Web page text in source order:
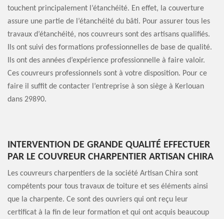
touchent principalement l’étanchéité. En effet, la couverture
assure une partie de l’étanchéité du bâti. Pour assurer tous les
travaux d’étanchéité, nos couvreurs sont des artisans qualifiés.
Ils ont suivi des formations professionnelles de base de qualité.
Ils ont des années d’expérience professionnelle à faire valoir.
Ces couvreurs professionnels sont à votre disposition. Pour ce
faire il suffit de contacter l’entreprise à son siège à Kerlouan
dans 29890.
INTERVENTION DE GRANDE QUALITÉ EFFECTUER
PAR LE COUVREUR CHARPENTIER ARTISAN CHIRA
Les couvreurs charpentiers de la société Artisan Chira sont
compétents pour tous travaux de toiture et ses éléments ainsi
que la charpente. Ce sont des ouvriers qui ont reçu leur
certificat à la fin de leur formation et qui ont acquis beaucoup